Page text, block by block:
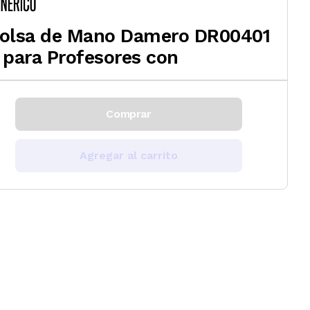
de Mano Damero DR00401
Profesores con
Comprar
Agregar al carrito